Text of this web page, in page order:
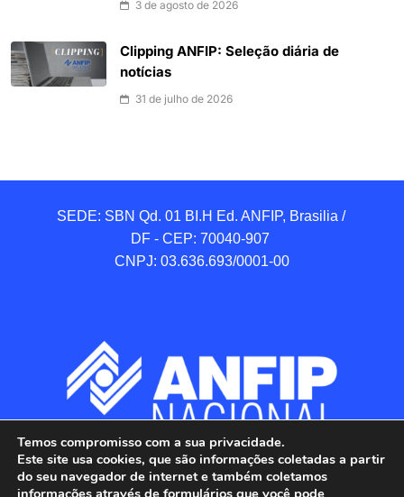
3 de agosto de 2026
Clipping ANFIP: Seleção diária de
notícias
31 de julho de 2026
SEDE: SBN Qd. 01 BI.H Ed. ANFIP, Brasilia /
DF - CEP: 70040-907
CNPJ: 03.636.693/0001-00
Temos compromisso com a sua privacidade.
Este site usa cookies, que são informações coletadas a partir
do seu navegador de internet e também coletamos
informações através de formulários que você pode